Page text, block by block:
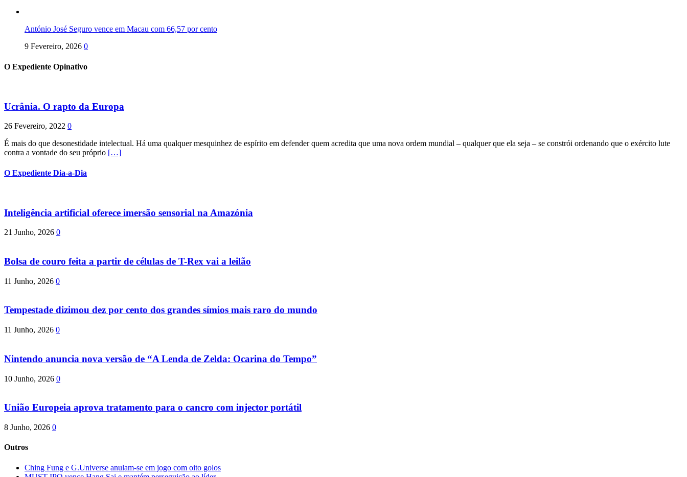
António José Seguro vence em Macau com 66,57 por cento
9 Fevereiro, 2026 0
O Expediente Opinativo
Ucrânia. O rapto da Europa
26 Fevereiro, 2022 0
É mais do que desonestidade intelectual. Há uma qualquer mesquinhez de espírito em defender quem acredita que uma nova ordem mundial – qualquer que ela seja – se constrói ordenando que o exército lute
contra a vontade do seu próprio […]
O Expediente Dia-a-Dia
Inteligência artificial oferece imersão sensorial na Amazónia
21 Junho, 2026 0
Bolsa de couro feita a partir de células de T-Rex vai a leilão
11 Junho, 2026 0
Tempestade dizimou dez por cento dos grandes símios mais raro do mundo
11 Junho, 2026 0
Nintendo anuncia nova versão de “A Lenda de Zelda: Ocarina do Tempo”
10 Junho, 2026 0
União Europeia aprova tratamento para o cancro com injector portátil
8 Junho, 2026 0
Outros
Ching Fung e G.Universe anulam-se em jogo com oito golos